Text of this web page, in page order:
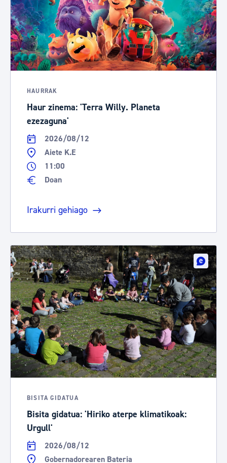
HAURRAK
Haur zinema: 'Terra Willy. Planeta
ezezaguna'
2026/08/12
Aiete K.E
11:00
Doan
Irakurri gehiago
BISITA GIDATUA
Bisita gidatua: 'Hiriko aterpe klimatikoak:
Urgull'
2026/08/12
Gobernadorearen Bateria